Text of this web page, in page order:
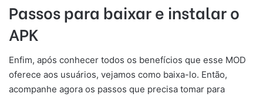
Passos para baixar e instalar o
APK
Enfim, após conhecer todos os benefícios que esse MOD
oferece aos usuários, vejamos como baixa-lo. Então,
acompanhe agora os passos que precisa tomar para